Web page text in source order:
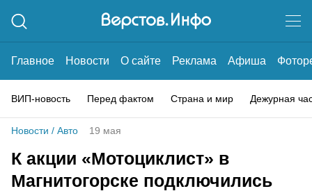
Главное Новости О сайте Реклама Афиша
ВИП-новость Перед фактом Страна и мир Дежурная
Новости / Авто 19 мая
К акции «Мотоциклист» в
Магнитогорске подключились